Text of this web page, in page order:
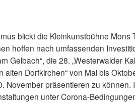
blickt die Kleinkunstbühne
hoffen nach umfassenden
Gelbach“, die 28. „Westerwalder
alten Dorfkirchen“ von Mai bis
November präsentieren zu
unter Corona-